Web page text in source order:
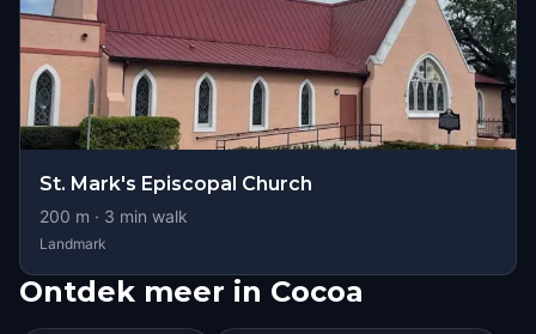
St. Mark's Episcopal Church
200 m · 3 min walk
Landmark
Ontdek meer in Cocoa